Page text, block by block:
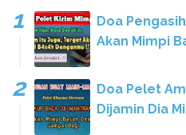
Doa
Akan Mimpi
Doa Pelet
Dijamin Dia